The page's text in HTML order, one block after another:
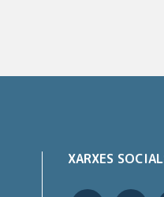
XARXES